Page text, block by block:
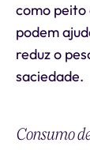
como peito
podem
reduz o
saciedade.
Consumo